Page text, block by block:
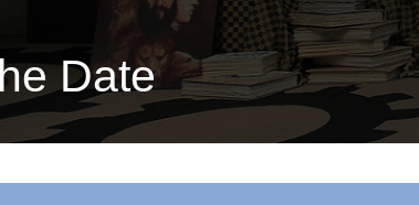
Date